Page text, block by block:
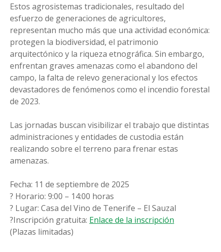
Estos agrosistemas tradicionales, resultado del
esfuerzo de generaciones de agricultores,
representan mucho más que una actividad económica:
protegen la biodiversidad, el patrimonio
arquitectónico y la riqueza etnográfica. Sin embargo,
enfrentan graves amenazas como el abandono del
campo, la falta de relevo generacional y los efectos
devastadores de fenómenos como el incendio forestal
de 2023.
Las jornadas buscan visibilizar el trabajo que distintas
administraciones y entidades de custodia están
realizando sobre el terreno para frenar estas
amenazas.
Fecha: 11 de septiembre de 2025
? Horario: 9:00 – 14:00 horas
? Lugar: Casa del Vino de Tenerife – El Sauzal
?️Inscripción gratuita: Enlace de la inscripción
(Plazas limitadas)